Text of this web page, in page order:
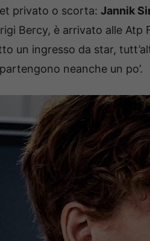
privato o scorta: Jannik
Bercy, è arrivato alle Atp
un ingresso da star,
neanche un po’.